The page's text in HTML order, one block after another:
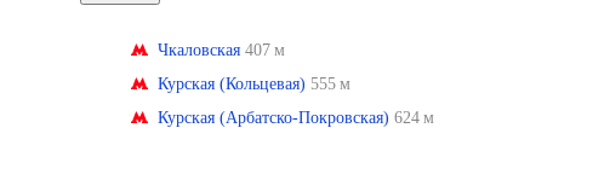
Чкаловская 407 м
Курская (Кольцевая) 555 м
Курская (Арбатско-Покровская) 624 м